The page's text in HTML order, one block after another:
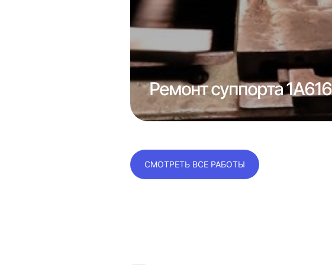
Ремонт суппорта 1А616
СМОТРЕТЬ ВСЕ РАБОТЫ